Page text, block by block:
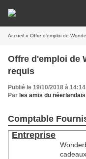
Accueil » Offre d'emploi de
Offre d'emploi de
requis
Publié le 19/10/2018 à 14:14
Par les amis du
Comptable
Entreprise